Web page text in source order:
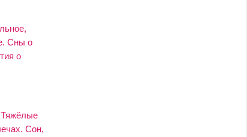
Сны о
о
Тяжёлые
Сон,